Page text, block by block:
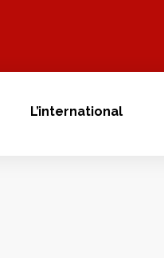
L’international